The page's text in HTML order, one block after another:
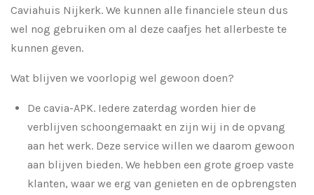
Caviahuis Nijkerk. We kunnen alle financiele steun dus
wel nog gebruiken om al deze caafjes het allerbeste te
kunnen geven.
Wat blijven we voorlopig wel gewoon doen?
De cavia-APK. Iedere zaterdag worden hier de
verblijven schoongemaakt en zijn wij in de opvang
aan het werk. Deze service willen we daarom gewoon
aan blijven bieden. We hebben een grote groep vaste
klanten, waar we erg van genieten en de opbrengsten